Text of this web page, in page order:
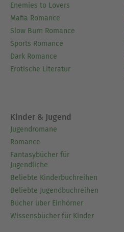
Enemies to Lovers
Mafia Romance
Slow Burn Romance
Sports Romance
Dark Romance
Erotische Literatur
Kinder & Jugend
Jugendromane
Romance
Fantasybücher für
Jugendliche
Beliebte Kinderbuchreihen
Beliebte Jugendbuchreihen
Bücher über Einhörner
Wissensbücher für Kinder